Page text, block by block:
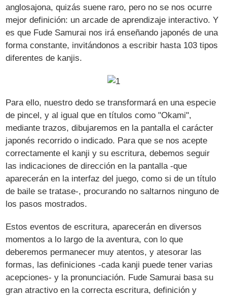
anglosajona, quizás suene raro, pero no se nos ocurre
mejor definición: un arcade de aprendizaje interactivo. Y
es que Fude Samurai nos irá enseñando japonés de una
forma constante, invitándonos a escribir hasta 103 tipos
diferentes de kanjis.
Para ello, nuestro dedo se transformará en una especie
de pincel, y al igual que en títulos como "Okami",
mediante trazos, dibujaremos en la pantalla el carácter
japonés recorrido o indicado. Para que se nos acepte
correctamente el kanji y su escritura, debemos seguir
las indicaciones de dirección en la pantalla -que
aparecerán en la interfaz del juego, como si de un título
de baile se tratase-, procurando no saltarnos ninguno de
los pasos mostrados.
Estos eventos de escritura, aparecerán en diversos
momentos a lo largo de la aventura, con lo que
deberemos permanecer muy atentos, y atesorar las
formas, las definiciones -cada kanji puede tener varias
acepciones- y la pronunciación. Fude Samurai basa su
gran atractivo en la correcta escritura, definición y